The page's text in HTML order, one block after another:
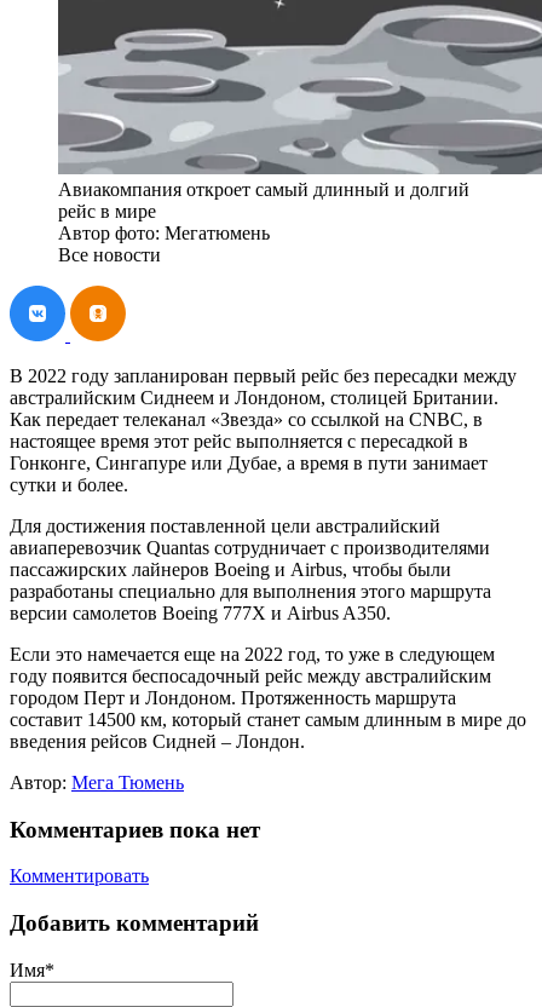
Авиакомпания откроет самый длинный и долгий
рейс в мире
Автор фото: Мегатюмень
Все новости
В 2022 году запланирован первый рейс без пересадки между
австралийским Сиднеем и Лондоном, столицей Британии.
Как передает телеканал «Звезда» со ссылкой на CNBC, в
настоящее время этот рейс выполняется с пересадкой в
Гонконге, Сингапуре или Дубае, а время в пути занимает
сутки и более.
Для достижения поставленной цели австралийский
авиаперевозчик Quantas сотрудничает с производителями
пассажирских лайнеров Boeing и Airbus, чтобы были
разработаны специально для выполнения этого маршрута
версии самолетов Boeing 777X и Airbus A350.
Если это намечается еще на 2022 год, то уже в следующем
году появится беспосадочный рейс между австралийским
городом Перт и Лондоном. Протяженность маршрута
составит 14500 км, который станет самым длинным в мире до
введения рейсов Сидней – Лондон.
Автор: Мега Тюмень
Комментариев пока нет
Комментировать
Добавить комментарий
Имя*